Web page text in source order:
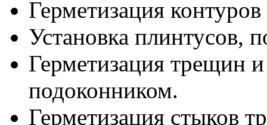
Герметизация
Установка плинтусов,
Герметизация трещин
подоконником.
Герметизация стыков